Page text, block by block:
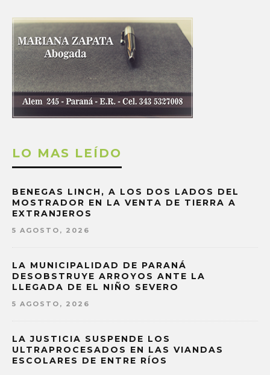
LO MAS LEÍDO
BENEGAS LINCH, A LOS DOS LADOS DEL
MOSTRADOR EN LA VENTA DE TIERRA A
EXTRANJEROS
5 AGOSTO, 2026
LA MUNICIPALIDAD DE PARANÁ
DESOBSTRUYE ARROYOS ANTE LA
LLEGADA DE EL NIÑO SEVERO
5 AGOSTO, 2026
LA JUSTICIA SUSPENDE LOS
ULTRAPROCESADOS EN LAS VIANDAS
ESCOLARES DE ENTRE RÍOS